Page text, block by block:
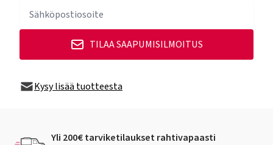
TILAA SAAPUMISILMOITUS
Kysy lisää tuotteesta
Yli 200€ tarviketilaukset rahtivapaasti